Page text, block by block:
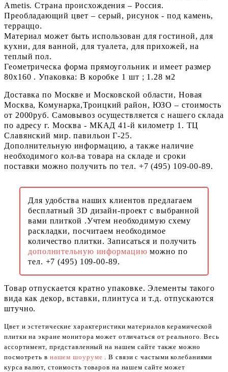
Ametis. Страна происхождения – Россия.
Преобладающий цвет – серый, рисунок - под камень,
терраццо.
Материал может быть использован для гостиной, для
кухни, для ванной, для туалета, для прихожей, на
теплый пол.
Геометрическа форма прямоугольник и имеет размер
80x160 . Упаковка: В коробке 1 шт ; 1.28 м2
Доставка по Москве и Московской области, Новая
Москва, Комунарка,Троицкий район, ЮЗО – стоимость
от 2000руб. Самовывоз осуществляется с нашего склада
по адресу г. Москва - МКАД 41-й километр 1. ТЦ
Славянский мир. павильон Г-25.
Дополнительную информацию, а также наличие
необходимого кол-ва товара на складе и сроки
поставки можно получить по тел. +7 (495) 109-00-89.
Для удобства наших клиентов предлагаем
бесплатный 3D дизайн-проект с выбранной
вами плиткой .Учтем необходимую схему
раскладки, посчитаем необходимое
количество плитки. Записаться и получить
дополнительную информациюможно по
тел. +7 (495) 109-00-89.
Товар отпускается кратно упаковке. Элементы такого
вида как декор, вставки, плинтуса и т.д. отпускаются
штучно.
Цвет и эстетические характеристики материалов керамической
плитки на экране монитора может отличаться от реального. Весь
ассортимент, представленный на нашем сайте также можно
посмотреть в нашем шоуруме . В связи с частыми колебаниями
курса валют, стоимость товаров на нашем сайте может